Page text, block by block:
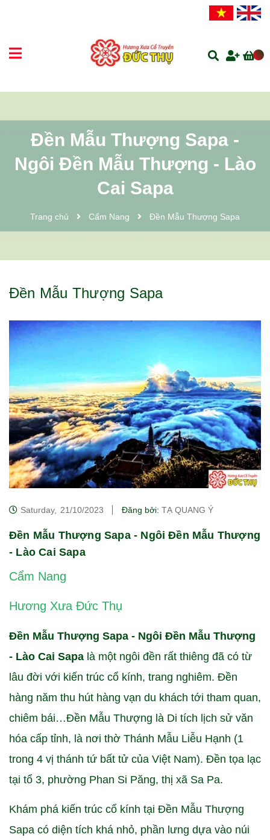
Đền Mẫu Thượng Sapa -
Ngôi Đền Mẫu Thượng - Lào
Cai Sapa
Trang chủ Cẩm Nang Đền Mẫu Thượng Sapa
Đền Mẫu Thượng Sapa
Saturday, 21/10/2023 Đăng bởi: TẠ QUANG Ý
Đền Mẫu Thượng Sapa - Ngôi Đền Mẫu Thượng
- Lào Cai Sapa
Cẩm Nang
Hương Xưa Đức Thụ
Đền Mẫu Thượng Sapa - Ngôi Đền Mẫu Thượng
- Lào Cai Sapa là một ngôi đền rất thiêng đã có từ
lâu đời với kiến trúc cổ kính, trang nghiêm. Đền
hàng năm thu hút hàng vạn du khách tới tham quan,
chiêm bái…Đền Mẫu Thượng là Di tích lịch sử văn
hóa cấp tỉnh, là nơi thờ Thánh Mẫu Liễu Hạnh (1
trong 4 vị thánh tứ bất tử của Việt Nam). Đền tọa lạc
tại tổ 3, phường Phan Si Păng, thị xã Sa Pa.
Khám phá kiến trúc cổ kính tại Đền Mẫu Thượng
Sapa có diện tích khá nhỏ, phần lưng dựa vào núi